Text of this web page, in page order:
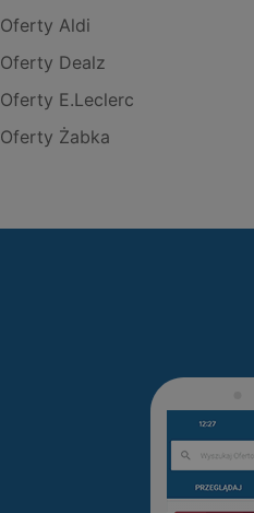
Oferty Aldi
Oferty Dealz
Oferty E.Leclerc
Oferty Żabka